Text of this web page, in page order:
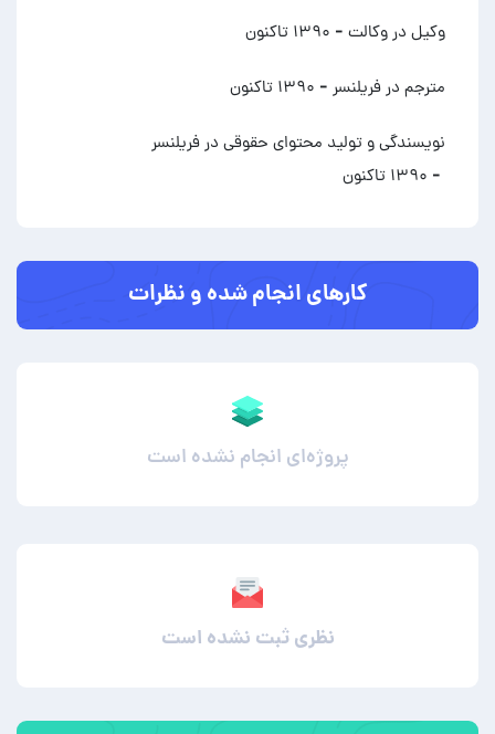
وکیل در وکالت - ۱۳۹۰ تاکنون
مترجم در فریلنسر - ۱۳۹۰ تاکنون
نویسندگی و تولید محتوای حقوقی در فریلنسر
- ۱۳۹۰ تاکنون
کارهای انجام شده و نظرات
پروژه‌ای انجام نشده است
نظری ثبت نشده است